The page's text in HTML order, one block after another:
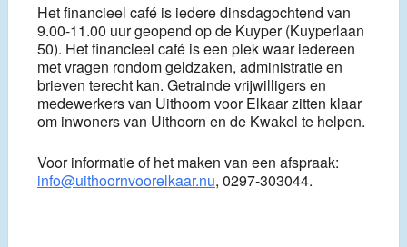
Het financieel café is iedere dinsdagochtend van
9.00-11.00 uur geopend op de Kuyper (Kuyperlaan
50). Het financieel café is een plek waar iedereen
met vragen rondom geldzaken, administratie en
brieven terecht kan. Getrainde vrijwilligers en
medewerkers van Uithoorn voor Elkaar zitten klaar
om inwoners van Uithoorn en de Kwakel te helpen.
Voor informatie of het maken van een afspraak:
info@uithoornvoorelkaar.nu, 0297-303044.